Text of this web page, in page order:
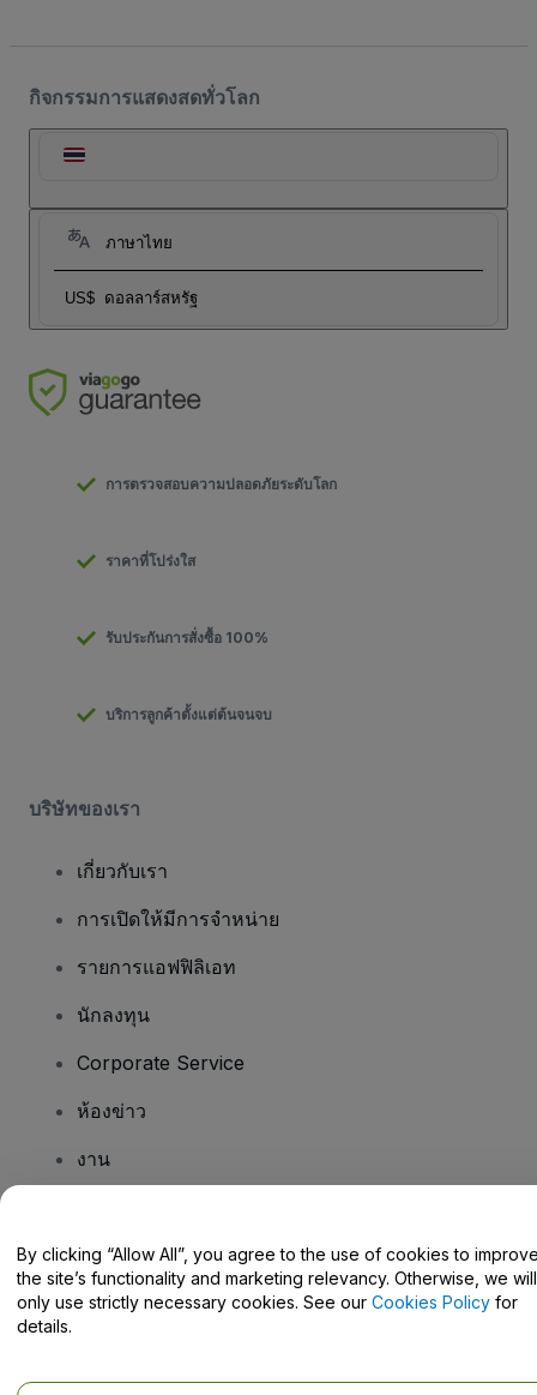
กิจกรรมการแสดงสดทั่วโลก
ภาษาไทย
US$ ดอลลาร์สหรัฐ
การตรวจสอบความปลอดภัยระดับโลก
ราคาที่โปร่งใส
รับประกันการสั่งซื้อ 100%
บริการลูกค้าตั้งแต่ต้นจนจบ
บริษัทของเรา
เกี่ยวกับเรา
การเปิดให้มีการจำหน่าย
รายการแอฟฟิลิเอท
นักลงทุน
Corporate Service
ห้องข่าว
งาน
Help Centre / Contact Us
By clicking “Allow All”, you agree to the use of cookies to
the site’s functionality and marketing relevancy. Otherwise, we will
only use strictly necessary cookies. See our Cookies Policy for
details.